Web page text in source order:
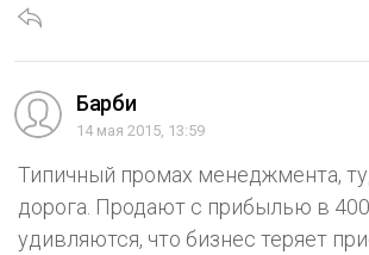
Барби
14 мая 2015, 13:59
Типичный промах менеджмента,
дорога. Продают с прибылью в
удивляются, что бизнес теряет